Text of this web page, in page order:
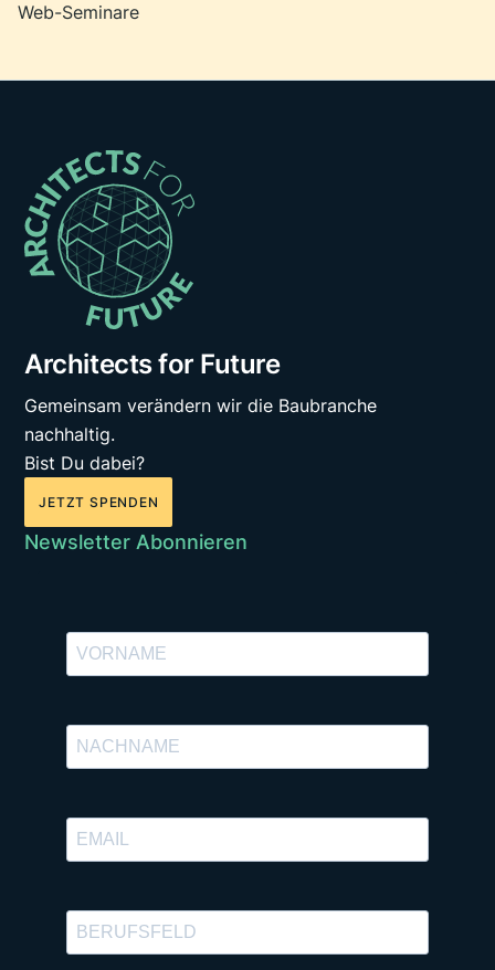
Web-Seminare
Architects for Future
Gemeinsam verändern wir die Baubranche
nachhaltig.
Bist Du dabei?
JETZT SPENDEN
Newsletter Abonnieren